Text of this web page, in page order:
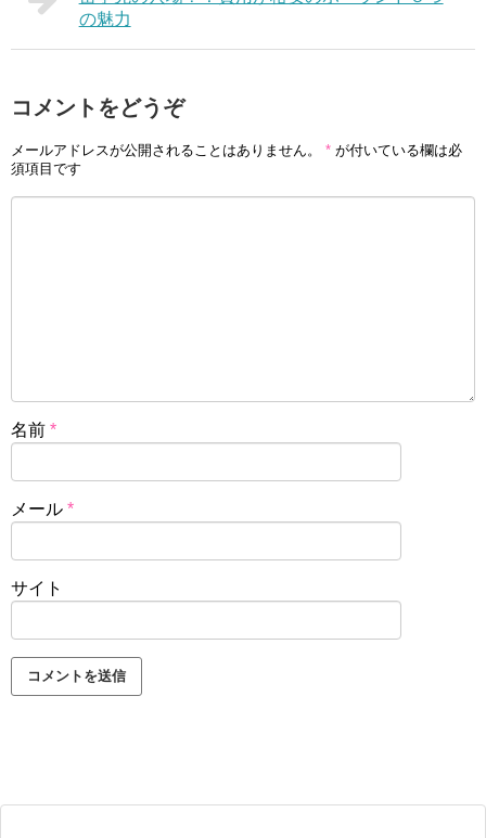
の魅力
コメントをどうぞ
メールアドレスが公開されることはありません。 * が付いている欄は必
須項目です
名前 *
メール *
サイト